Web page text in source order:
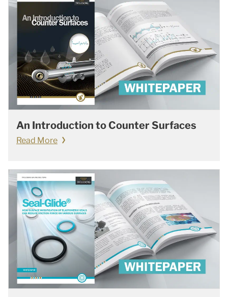
An Introduction to Counter Surfaces
Read More